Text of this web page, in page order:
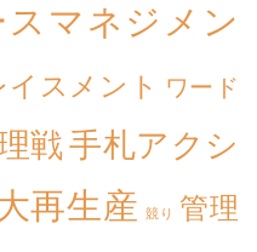
スマネジメン
イスメント ワード
戦手札アクシ
再生産 競り
管理